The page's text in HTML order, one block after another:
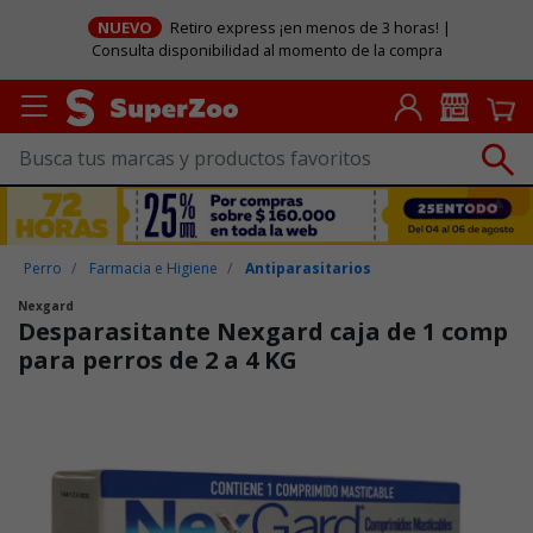
NUEVO
Retiro express ¡en menos de 3 horas! |
Consulta disponibilidad al momento de la compra
Perro Farmacia e Higiene Antiparasitarios
Nexgard
Desparasitante Nexgard caja de 1 comp
para perros de 2 a 4 KG